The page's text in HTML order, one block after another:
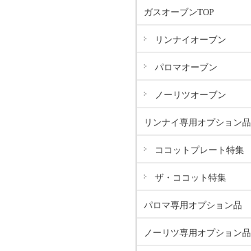
ガスオーブンTOP
リンナイオーブン
パロマオーブン
ノーリツオーブン
リンナイ専用オプション品
ココットプレート特集
ザ・ココット特集
パロマ専用オプション品
ノーリツ専用オプション品